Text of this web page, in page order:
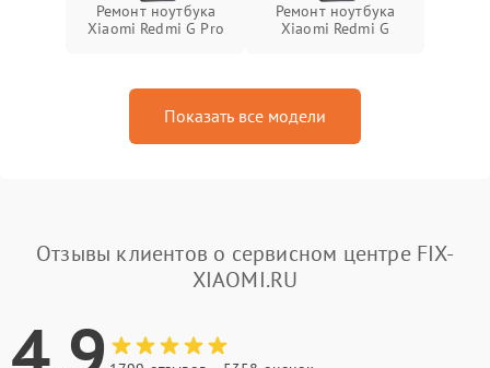
Ремонт ноутбука
Xiaomi Redmi G Pro
Ремонт ноутбука
Xiaomi Redmi G
Показать все модели
Отзывы клиентов о сервисном центре FIX-
XIAOMI.RU